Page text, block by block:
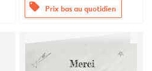
offers Prix bas au quotidien